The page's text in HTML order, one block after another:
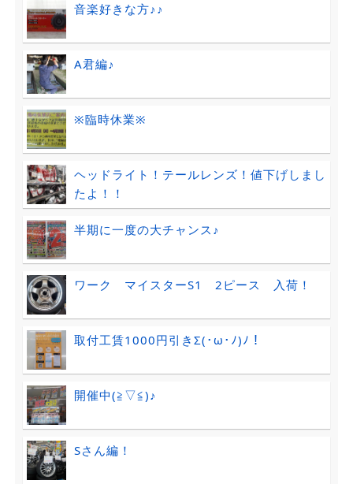
音楽好きな方♪♪
A君編♪
※臨時休業※
ヘッドライト！テールレンズ！値下げしまし
たよ！！
半期に一度の大チャンス♪
ワーク マイスターS1 2ピース 入荷！
取付工賃1000円引きΣ(･ω･ﾉ)ﾉ！
開催中(≧▽≦)♪
Sさん編！